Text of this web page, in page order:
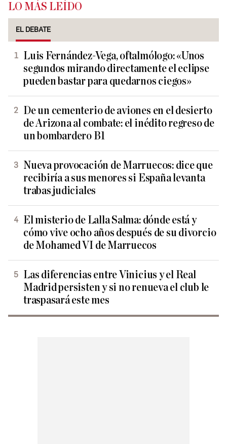
LO MÁS LEÍDO
EL DEBATE
Luis Fernández-Vega, oftalmólogo: «Unos
segundos mirando directamente el eclipse
pueden bastar para quedarnos ciegos»
De un cementerio de aviones en el desierto
de Arizona al combate: el inédito regreso de
un bombardero B1
Nueva provocación de Marruecos: dice que
recibiría a sus menores si España levanta
trabas judiciales
El misterio de Lalla Salma: dónde está y
cómo vive ocho años después de su divorcio
de Mohamed VI de Marruecos
Las diferencias entre Vinicius y el Real
Madrid persisten y si no renueva el club le
traspasará este mes